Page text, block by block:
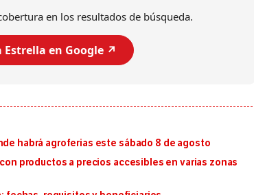
en los resultados de búsqueda.
Estrella en Google ↗️
habrá agroferias este sábado 8 de agosto
productos a precios accesibles en varias zonas
al sur de Japón, provocando una